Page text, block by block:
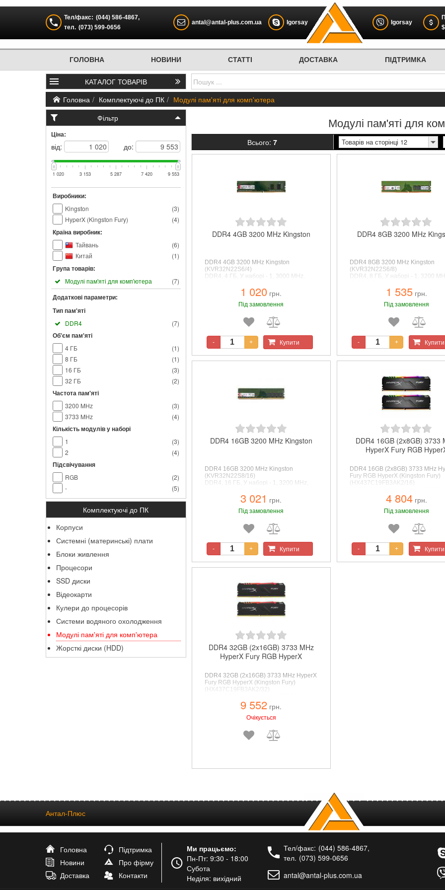
Тел/факс: (044) 586-4867,
тел. (073) 599-0656
antal@antal-plus.com.ua Igorsay Igorsay
ГОЛОВНА НОВИНИ СТАТТІ ДОСТАВКА ПІДТРИМКА
КАТАЛОГ ТОВАРІВ
Головна Комплектуючі до ПК
Модулі пам'яті для комп'ютера
Фільтр
Ціна:
від: до:
1 020 3 153 5 287 7 420 9 553
Виробники:
(3)
Kingston
(4)
HyperX (Kingston Fury)
Країна виробник:
(6)
Тайвань
(1)
Китай
Група товарів:
(7)
Модулі пам'яті для комп'ютера
Додаткові параметри:
Тип пам'яті
(7)
DDR4
Об'єм пам'яті
(1)
4 ГБ
(1)
8 ГБ
(3)
16 ГБ
(2)
32 ГБ
Частота пам'яті
(3)
3200 MHz
(4)
3733 MHz
Кількість модулів у наборі
(3)
1
(4)
2
Підсвічування
(2)
RGB
(5)
-
Комплектуючі до ПК
Корпуси
Системні (материнські) плати
Блоки живлення
Процесори
SSD диски
Відеокарти
Кулери до процесорів
Системи водяного охолодження
Модулі пам'яті для комп'ютера
Жорсткі диски (HDD)
Модулі пам'яті для
Всього:7 Товарів на сторінці 12
DDR4 4GB 3200 MHz Kingston
DDR4 4GB 3200 MHz Kingston
(KVR32N22S6/4)
DDR4, 4 ГБ, У наборі - 1, 3000 MHz,
1 020 грн.
Під замовлення
- + Купити
DDR4 8GB 3200 MHz
DDR4 8GB 3200 MHz Kingston
(KVR32N22S6/8)
DDR4, 8 ГБ, У наборі - 1, 3200
1 535грн.
Під замовлення
- + Купити
DDR4 16GB 3200 MHz Kingston
DDR4 16GB 3200 MHz Kingston
(KVR32N22S8/16)
DDR4, 16 ГБ, У наборі - 1, 3200 MHz,
3 021 грн.
Під замовлення
- + Купити
DDR4 16GB (2x8GB) 3733
HyperX Fury RGB
DDR4 16GB (2x8GB) 3733 MHz
Fury RGB HyperX (Kingston Fury)
(HX437C19FB3AK2/16)
CL19, 1.35 V, RGB
4 804грн.
Під замовлення
- + Купити
DDR4 32GB (2x16GB) 3733 MHz
HyperX Fury RGB HyperX
DDR4 32GB (2x16GB) 3733 MHz HyperX
Fury RGB HyperX (Kingston Fury)
(HX437C19FB3AK2/32)
CL19, 1.35 V, RGB9 552 грн.
Очікується
Антал-Плюс
Головна
Новини
Доставка
Підтримка
Про фірму
Контакти
Тел/факс: (044) 586-4867,
тел. (073) 599-0656
antal@antal-plus.com.ua
Ми працьємо:
Пн-Пт: 9:30 - 18:00
Субота
Неділя: вихідний